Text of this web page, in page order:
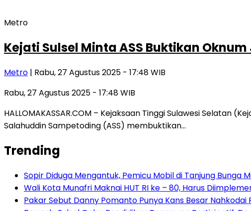
Metro
Kejati Sulsel Minta ASS Buktikan
Metro | Rabu, 27 Agustus 2025 - 17:48 WIB
Rabu, 27 Agustus 2025 - 17:48 WIB
HALLOMAKASSAR.COM – Kejaksaan Tinggi Sulawesi Selatan
Salahuddin Sampetoding (ASS) membuktikan…
Trending
Sopir Diduga Mengantuk, Pemicu Mobil di Tanjung Bunga
Wali Kota Munafri Maknai HUT RI ke – 80, Harus
Pakar Sebut Danny Pomanto Punya Kans Besar Nahkodai